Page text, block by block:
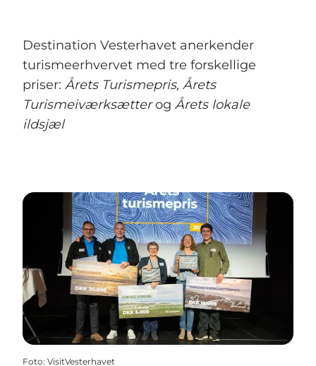
Destination Vesterhavet anerkender
turismeerhvervet med tre forskellige
priser: Årets Turismepris, Årets
Turismeiværksætterog Årets lokale
ildsjæl
Foto: VisitVesterhavet